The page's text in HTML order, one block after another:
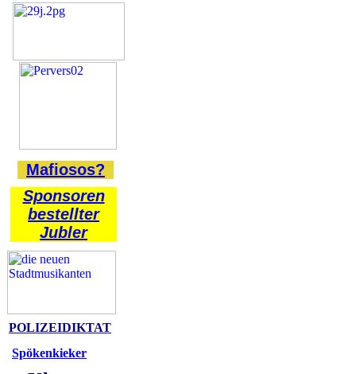
Mafiosos?
Sponsoren
bestellter
Jubler
POLIZEIDIKTAT
Spökenkieker